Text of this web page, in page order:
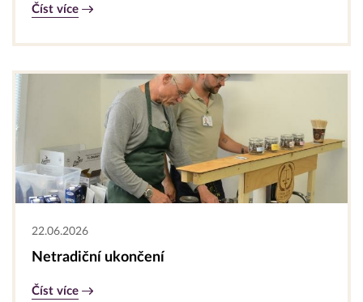
Číst více
22.06.2026
Netradiční ukončení
Číst více